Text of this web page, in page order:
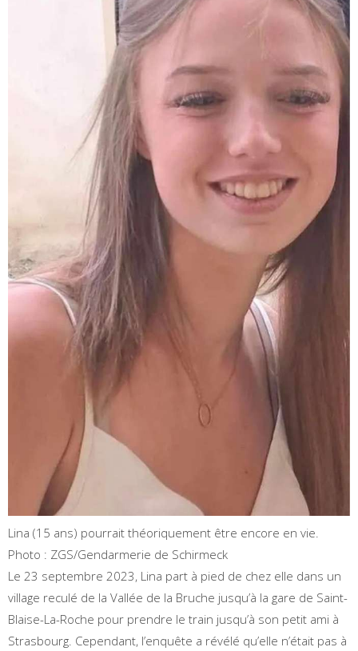
Lina (15 ans) pourrait théoriquement être encore en vie.
Photo : ZGS/Gendarmerie de Schirmeck
Le 23 septembre 2023, Lina part à pied de chez elle dans un
village reculé de la Vallée de la Bruche jusqu’à la gare de Saint-
Blaise-La-Roche pour prendre le train jusqu’à son petit ami à
Strasbourg. Cependant, l’enquête a révélé qu’elle n’était pas à